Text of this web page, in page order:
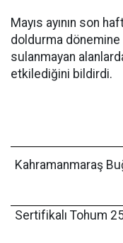
Mayıs ayının son
doldurma dönemine
sulanmayan
etkilediğini bildirdi.
Kahramanmaraş
Sertifikalı Tohum